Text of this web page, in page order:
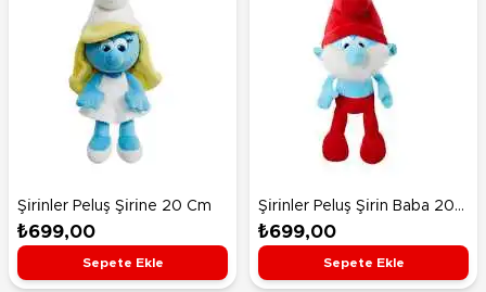
Şi̇ri̇nler Peluş Şi̇ri̇ne 20 Cm
₺699,00
Sepete Ekle
Şi̇ri̇nler Peluş Şi̇ri̇n Baba 20
Cm
₺699,00
Sepete Ekle